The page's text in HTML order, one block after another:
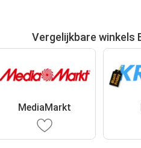
Vergelijkbare winkels
MediaMarkt